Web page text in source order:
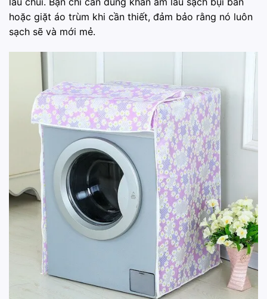
hoặc giặt áo trùm khi cần thiết, đảm bảo rằng nó luôn
sạch sẽ và mới mẻ.